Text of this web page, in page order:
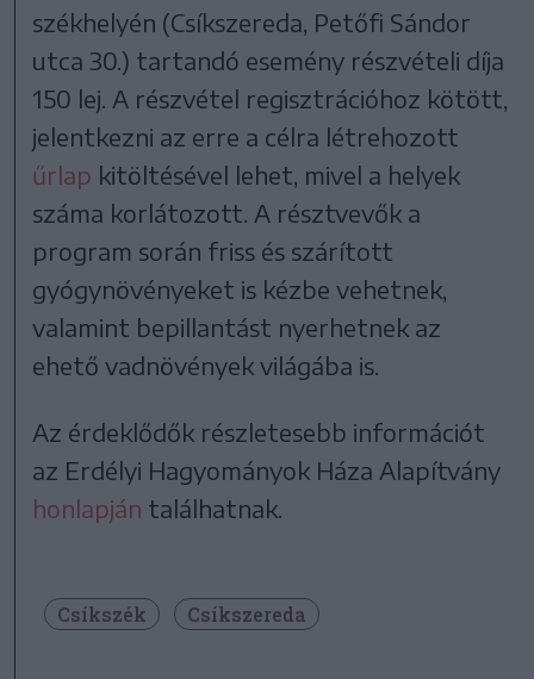
székhelyén (Csíkszereda, Petőfi Sándor
utca 30.) tartandó esemény részvételi díja
150 lej. A részvétel regisztrációhoz kötött,
jelentkezni az erre a célra létrehozott
űrlap kitöltésével lehet, mivel a helyek
száma korlátozott. A résztvevők a
program során friss és szárított
gyógynövényeket is kézbe vehetnek,
valamint bepillantást nyerhetnek az
ehető vadnövények világába is.
Az érdeklődők részletesebb információt
az Erdélyi Hagyományok Háza Alapítvány
honlapján találhatnak.
Csíkszék Csíkszereda